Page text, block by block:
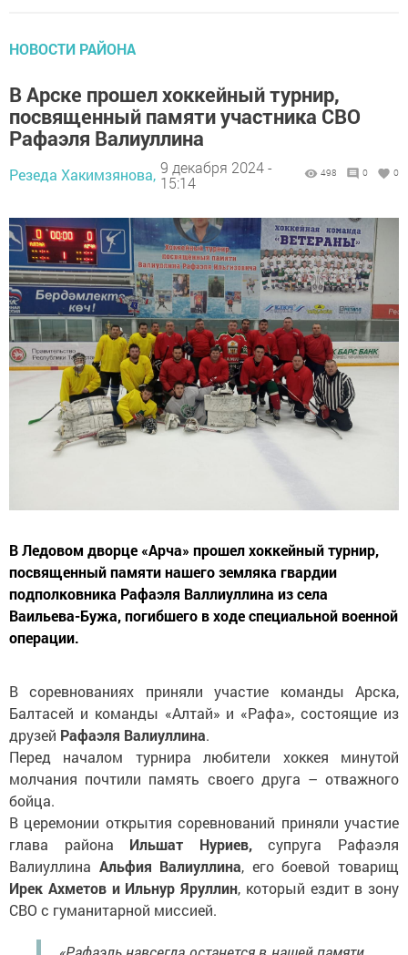
НОВОСТИ РАЙОНА
В Арске прошел хоккейный турнир,
посвященный памяти участника СВО
Рафаэля Валиуллина
Резеда Хакимзянова, 9 декабря 2024 -
15:14
В Ледовом дворце «Арча» прошел хоккейный турнир,
посвященный памяти нашего земляка гвардии
подполковника Рафаэля Валлиуллина из села
Ваильева-Бужа, погибшего в ходе специальной военной
операции.
В соревнованиях приняли участие команды Арска,
Балтасей и команды «Алтай» и «Рафа», состоящие из
друзей Рафаэля Валиуллина
Перед началом турнира любители хоккея минутой
молчания почтили память своего друга – отважного
бойца.
В церемонии открытия соревнований приняли участие
глава районаИльшат Нуриев,
супруга Рафаэля
Валиуллина
Альфия Валиуллина , его боевой товарищ
Ирек Ахметов и Ильнур Яруллин , который ездит в зону
СВО с гуманитарной миссией.
«Рафаэль навсегда останется в нашей памяти